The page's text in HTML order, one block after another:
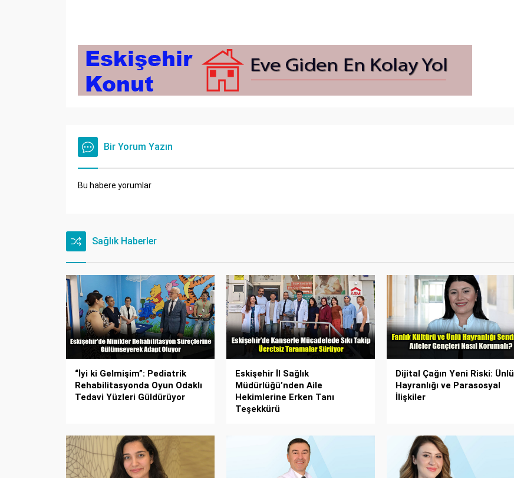
Bir Yorum Yazın
Bu habere yorumlar
Sağlık Haberler
“İyi ki Gelmişim”: Pediatrik
Rehabilitasyonda Oyun Odaklı
Tedavi Yüzleri Güldürüyor
Eskişehir İl Sağlık
Müdürlüğü’nden Aile
Hekimlerine Erken Tanı
Teşekkürü
Dijital Çağın Yeni Riski: Ünlü
Hayranlığı ve Parasosyal
İlişkiler